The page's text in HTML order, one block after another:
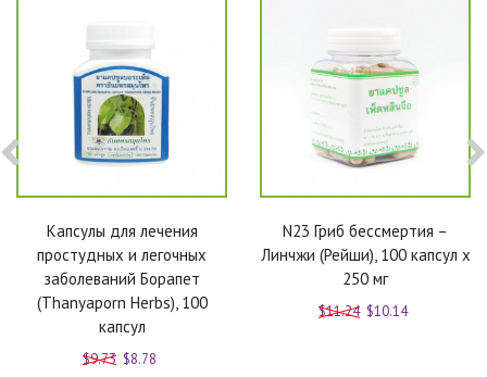
Капсулы для лечения
простудных и легочных
заболеваний Борапет
(Thanyaporn Herbs), 100
капсул
$9.73 $8.78
N23 Гриб бессмертия –
Линчжи (Рейши), 100 капсул x
250 мг
$11.24 $10.14